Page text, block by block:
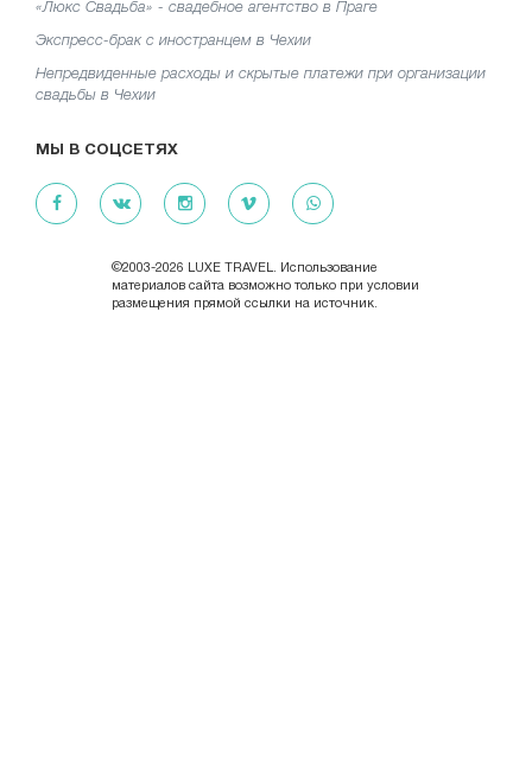
«Люкс Свадьба» - свадебное агентство в Праге
Экспресс-брак с иностранцем в Чехии
Непредвиденные расходы и скрытые платежи при организации
свадьбы в Чехии
МЫ В СОЦСЕТЯХ
©2003-2026 LUXE TRAVEL. Использование
материалов сайта возможно только при условии
размещения прямой ссылки на источник.